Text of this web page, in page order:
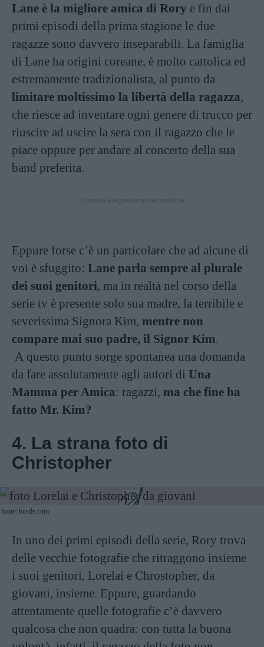
Lane è la migliore amica di Rory e fin dai
primi episodi della prima stagione le due
ragazze sono davvero inseparabili. La famiglia
di Lane ha origini coreane, è molto cattolica ed
estremamente tradizionalista, al punto da
limitare moltissimo la libertà della ragazza,
che riesce ad inventare ogni genere di trucco per
riuscire ad uscire la sera con il ragazzo che le
piace oppure per andare al concerto della sua
band preferita.
Eppure forse c’è un particolare che ad alcune di
voi è sfuggito: Lane parla sempre al plurale
dei suoi genitori, ma in realtà nel corso della
serie tv è presente solo sua madre, la terribile e
severissima Signora Kim, mentre non
compare mai suo padre, il Signor Kim.
A questo punto sorge spontanea una domanda
da fare assolutamente agli autori di Una
Mamma per Amica: ragazzi, ma che fine ha
fatto Mr. Kim?
4. La strana foto di
Christopher
fonte: bustle.com
In uno dei primi episodi della serie, Rory trova
delle vecchie fotografie che ritraggono insieme
i suoi genitori, Lorelai e Chrostopher, da
giovani, insieme. Eppure, guardando
attentamente quelle fotografie c’è davvero
qualcosa che non quadra: con tutta la buona